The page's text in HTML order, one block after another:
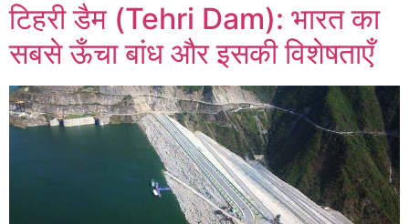
टिहरी डैम (Tehri Dam): भारत का
सबसे ऊँचा बांध और इसकी विशेषताएँ